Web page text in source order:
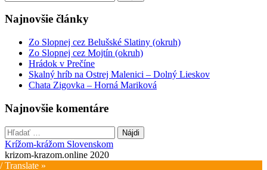
Najnovšie články
Zo Slopnej cez Belušské Slatiny (okruh)
Zo Slopnej cez Mojtín (okruh)
Hrádok v Prečíne
Skalný hríb na Ostrej Malenici – Dolný Lieskov
Chata Zigovka – Horná Mariková
Najnovšie komentáre
Hľadať:
Krížom-krážom Slovenskom
krizom-krazom.online 2020
Translate »